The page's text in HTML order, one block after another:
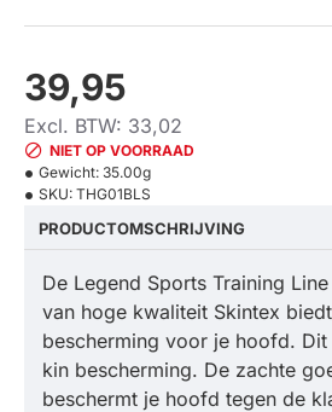
39,95
Excl. BTW: 33,02
NIET OP VOORRAAD
Gewicht: 35.00g
SKU: THG01BLS
PRODUCTOMSCHRIJVING
De Legend Sports Training
van hoge kwaliteit Skintex
bescherming voor je hoofd.
kin bescherming. De zachte
beschermt je hoofd tegen de